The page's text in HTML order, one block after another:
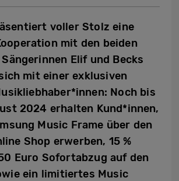
voller Stolz eine
mit den beiden
Elif und Becks
mit einer exklusiven
Noch bis
2024 erhalten Kund*innen,
Music Frame über den
Shop erwerben, 15 %
Euro Sofortabzug auf den
ein limitiertes Music